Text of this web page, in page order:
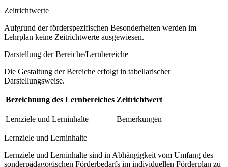
Zeitrichtwerte
Aufgrund der förderspezifischen Besonderheiten werden im
Lehrplan keine Zeitrichtwerte ausgewiesen.
Darstellung der Bereiche/Lernbereiche
Die Gestaltung der Bereiche erfolgt in tabellarischer
Darstellungsweise.
Bezeichnung des Lernbereiches Zeitrichtwert
Lernziele und Lerninhalte Bemerkungen
Lernziele und Lerninhalte
Lernziele und Lerninhalte sind in Abhängigkeit vom Umfang des
sonderpädagogischen Förderbedarfs im individuellen Förderplan zu